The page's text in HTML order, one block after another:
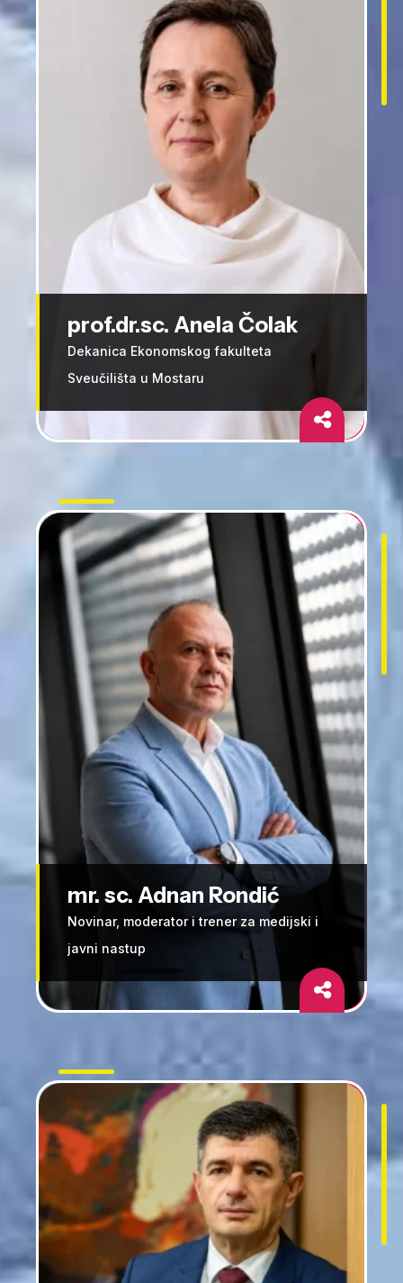
prof.dr.sc. Anela Čolak
Dekanica Ekonomskog fakulteta
Sveučilišta u Mostaru
mr. sc. Adnan Rondić
Novinar, moderator i trener za medijski i
javni nastup